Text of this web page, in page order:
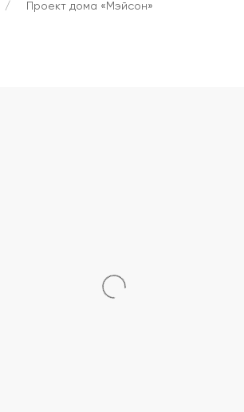
Проект дома «Мэйсон»